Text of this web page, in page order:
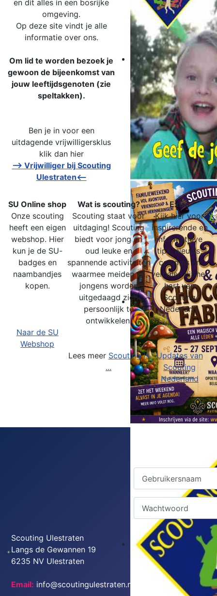
en dit alles in een bosrijke
omgeving.
Op deze site vindt je alle
informatie over ons.
Om lid te worden bezoek je
gewoon de bijeenkomst van
jouw leeftijdsgenoten (zie
speltakken).
Ben je in voor een
uitdagende vrijwilligersklus
klik dan hier
--> Vrijwilliger bij Scouting
Ulestraten<--
SU Online shop
Onze scouting
heeft een eigen
webshop. Hier
kun je de SU-
badges en
naambandjes
kopen.
Naar de SU
Webshop
Wat is scouting?
Scouting staat voor
uitdaging! Scouting
biedt voor jong en
oud leuke en
spannende activiteiten
waarmee meiden en
jongens worden
uitgedaagd zich
persoonlijk te
ontwikkelen.
Lees meer Scouting is
...
Extra
Kijk hier voor
inspirerende en
informatieve
tips, nieuws,
columns en
verhalen uit het
hart van
Scouting
Nederland.
Updates van
Scouting
Nederland
Scouting Ulestraten
Langs de Gewannen 19
6235 NV Ulestraten
Email: info@scoutingulestraten.nl
Onthoud mij
Web
Inloggen